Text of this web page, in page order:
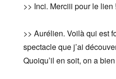
>> Inci. Merciii pour le lien !
>> Aurélien. Voilà qui est
spectacle que j’ai
Quoiqu’il en soit, on a